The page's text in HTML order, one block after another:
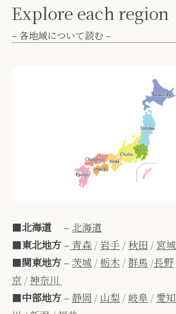
Explore each region
– 各地域について読む –
■北海道 – 北海道
■東北地方– 青森 / 岩手 / 秋田 / 宮城
■関東地方– 茨城 /栃木 /群馬 /長野
京 /神奈川
■中部地方– 静岡 / 山梨 / 岐阜 / 愛知